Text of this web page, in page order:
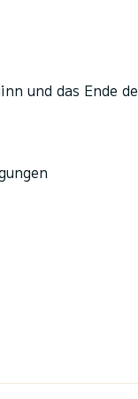
und das Ende